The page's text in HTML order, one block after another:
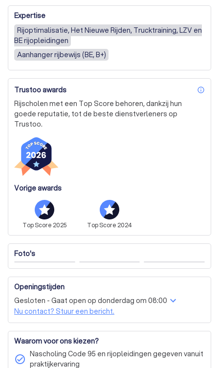
Expertise
Rijoptimalisatie, Het Nieuwe Rijden, Trucktraining, LZV en
BE rijopleidingen
Aanhanger rijbewijs (BE, B+)
Trustoo awards
Rijscholen met een Top Score behoren, dankzij hun
goede reputatie, tot de beste dienstverleners op
Trustoo.
Vorige awards
TopScore 2025 TopScore 2024
Foto's
Openingstijden
Gesloten - Gaat open op donderdag om 08:00
Nu contact? Stuur een bericht.
Waarom voor ons kiezen?
check_circle Nascholing Code 95 en rijopleidingen gegeven vanuit
praktijkervaring